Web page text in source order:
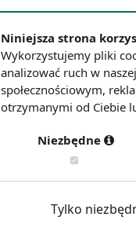
Źródło: onet.pl
Chcesz wiedzieć
Niniejsza strona
Wykorzystujemy pliki
analizować ruch w
społecznościowym,
otrzymanymi od Ciebie
Niezbędne
Tylko